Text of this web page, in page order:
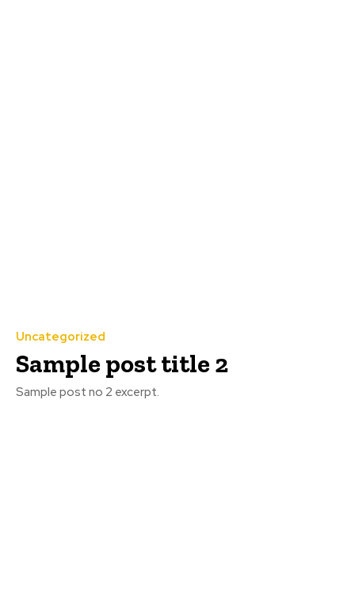
Uncategorized
Sample post title 2
Sample post no 2 excerpt.